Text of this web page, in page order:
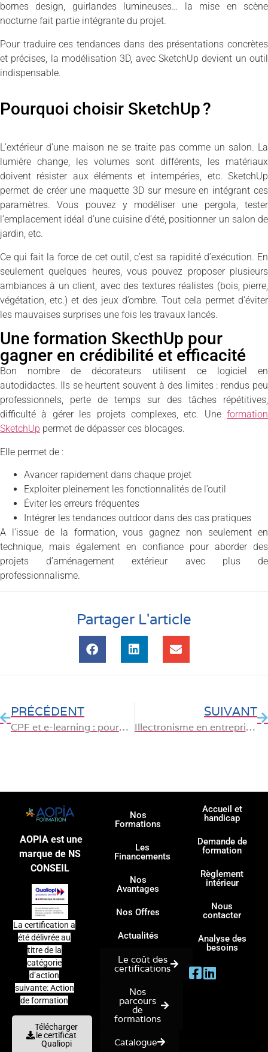
bornes design, guirlandes lumineuses… la mise en scène
nocturne fait partie intégrante du projet.
Pour traduire ces tendances dans des présentations concrètes
et précises, la modélisation 3D, avec SketchUp devient un outil
indispensable.
Pourquoi choisir SketchUp ?
L’extérieur d’une maison ne se traite pas comme un salon. La
lumière change, les volumes sont différents, les matériaux
doivent résister aux éléments et intempéries, etc. SketchUp
permet de créer une maquette 3D sur mesure en intégrant ces
paramètres. Vous pouvez y modéliser une pergola, tester
l’emplacement idéal d’une cuisine d’été, positionner un salon de
jardin, etc.
Ce qui fait la force de cet outil, c’est sa rapidité d’exécution. En
seulement quelques heures, vous pouvez proposer plusieurs
ambiances à un client, avec des textures réalistes (bois, pierre,
végétation, etc.) et des jeux d’ombre. Tout cela permet d’éviter
les mauvaises surprises une fois les travaux lancés.
Une formation SkecthUp pour
gagner en crédibilité et efficacité
Bon nombre de décorateurs utilisent ce logiciel en
autodidactes. Ils se heurtent souvent à des limites : rendus peu
professionnels, perte de temps sur des tâches répétitives,
difficulté à gérer les projets complexes, etc. Une formation
SketchUp permet de dépasser ces blocages.
Elle permet de :
Avancer rapidement dans chaque projet
Exploiter pleinement les fonctionnalités de l’outil
Éviter les erreurs fréquentes
Intégrer les tendances outdoor dans des cas pratiques
A l’issue de la formation, vous gagnez non seulement en
technique, mais également en confiance pour aborder des
projets d’aménagement extérieur avec plus de
professionnalisme.
Partager L'article
PRÉCÉDENT
CPF et e-learning : pourquoi la formation en ligne est un choix gagnant ?
SUIVANT
Illectronisme en entreprise : comment former ses salariés au digital ?
AOPIA est une
marque de NS
CONSEIL
La certification a
été délivrée au
titre de la
catégorie
d’action
suivante: Action
de formation
Télécharger
le certificat
Qualiopi
Nos
Formations
Les
Financements
Nos
Avantages
Nos Offres
Actualités
Le coût des
certifications
Nos
parcours
de
formations
Catalogue
Accueil et
handicap
Demande de
formation
Règlement
intérieur
Nous
contacter
Analyse des
besoins